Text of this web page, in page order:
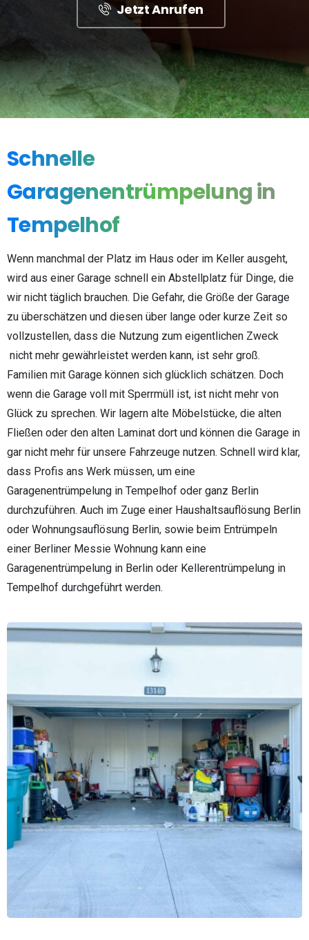
Jetzt Anrufen
Schnelle
Garagenentrümpelungin
Tempelhof
Wenn manchmal der Platz im Haus oder im Keller ausgeht,
wird aus einer Garage schnell ein Abstellplatz für Dinge, die
wir nicht täglich brauchen. Die Gefahr, die Größe der Garage
zu überschätzen und diesen über lange oder kurze Zeit so
vollzustellen, dass die Nutzung zum eigentlichen Zweck
nicht mehr gewährleistet werden kann, ist sehr groß.
Familien mit Garage können sich glücklich schätzen. Doch
wenn die Garage voll mit Sperrmüll ist, ist nicht mehr von
Glück zu sprechen. Wir lagern alte Möbelstücke, die alten
Fließen oder den alten Laminat dort und können die Garage in
gar nicht mehr für unsere Fahrzeuge nutzen. Schnell wird klar,
dass Profis ans Werk müssen, um eine
Garagenentrümpelung in Tempelhof oder ganz Berlin
durchzuführen. Auch im Zuge einer Haushaltsauflösung Berlin
oder Wohnungsauflösung Berlin, sowie beim Entrümpeln
einer Berliner Messie Wohnung kann eine
Garagenentrümpelung in Berlin oder Kellerentrümpelung in
Tempelhof durchgeführt werden.